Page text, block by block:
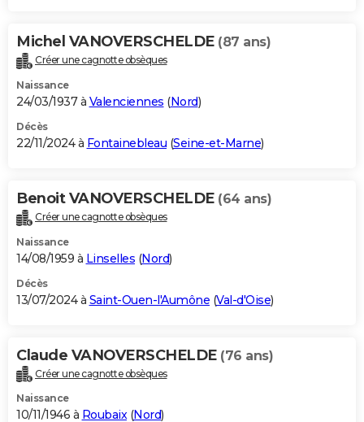
Bricolage
Lifestyle
Culture
Sport
Auto
Television
Voyage
Cinema
Michel VANOVERSCHELDE (87 ans)
Créer une cagnotte obsèques
Naissance
24/03/1937 à Valenciennes (Nord)
Décès
22/11/2024 à Fontainebleau (Seine-et-Marne)
Benoit VANOVERSCHELDE (64 ans)
Créer une cagnotte obsèques
Naissance
14/08/1959 à Linselles (Nord)
Décès
13/07/2024 à Saint-Ouen-l'Aumône (Val-d'Oise)
Claude VANOVERSCHELDE (76 ans)
Créer une cagnotte obsèques
Naissance
10/11/1946 à Roubaix(Nord)